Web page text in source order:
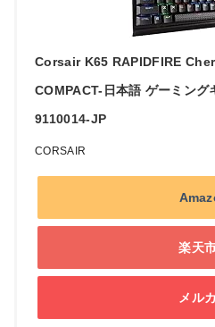
Corsair K65 RAPIDFIRE
COMPACT-日本語 ゲーミン
9110014-JP
CORSAIR
楽天
メル